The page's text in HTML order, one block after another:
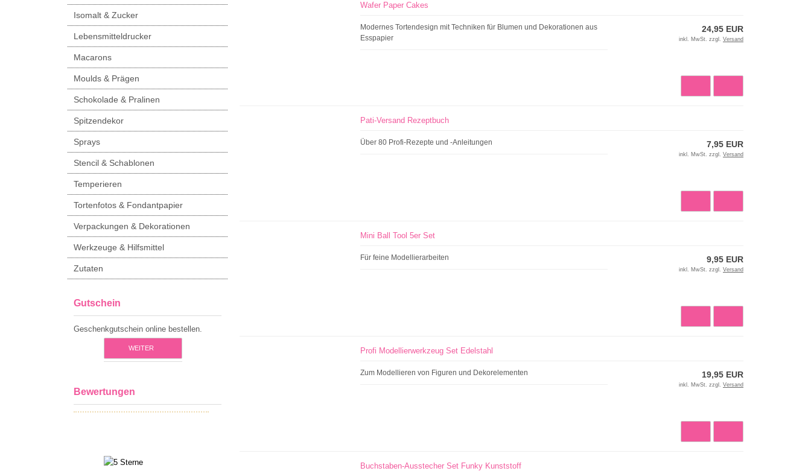
Wafer Paper Cakes
Modernes Tortendesign mit Techniken für Blumen und Dekorationen aus
Esspapier
24,95 EUR
inkl. MwSt. zzgl. Versand
Pati-Versand Rezeptbuch
Über 80 Profi-Rezepte und -Anleitungen 7,95 EUR
inkl. MwSt. zzgl. Versand
Mini Ball Tool 5er Set
Für feine Modellierarbeiten 9,95 EUR
inkl. MwSt. zzgl. Versand
Profi Modellierwerkzeug Set Edelstahl
Zum Modellieren von Figuren und Dekorelementen 19,95 EUR
inkl. MwSt. zzgl. Versand
Buchstaben-Ausstecher Set Funky Kunststoff
Isomalt & Zucker
Lebensmitteldrucker
Macarons
Moulds & Prägen
Schokolade & Pralinen
Spitzendekor
Sprays
Stencil & Schablonen
Temperieren
Tortenfotos & Fondantpapier
Verpackungen & Dekorationen
Werkzeuge & Hilfsmittel
Zutaten
Gutschein
Geschenkgutschein online bestellen.
WEITER
Bewertungen